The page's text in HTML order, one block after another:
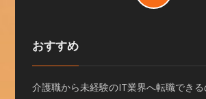
おすすめ
介護職から未経験のIT業界へ転職でき